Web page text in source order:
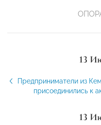
13
Предприниматели из
присоединились к
13